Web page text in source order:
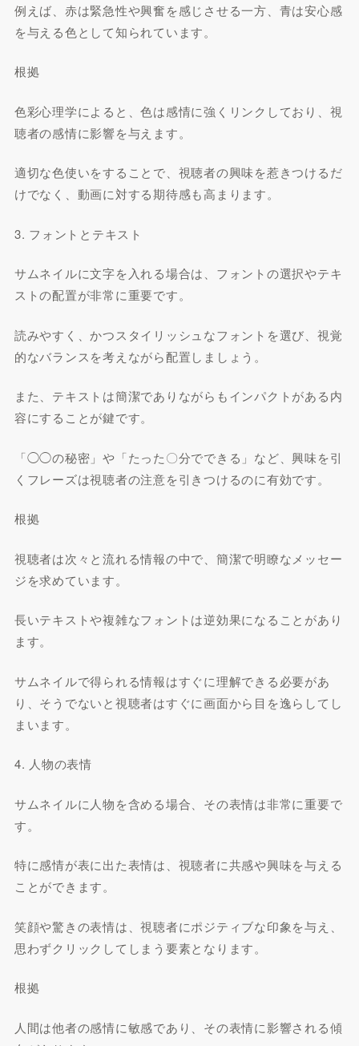
例えば、赤は緊急性や興奮を感じさせる一方、青は安心感
を与える色として知られています。
根拠
色彩心理学によると、色は感情に強くリンクしており、視
聴者の感情に影響を与えます。
適切な色使いをすることで、視聴者の興味を惹きつけるだ
けでなく、動画に対する期待感も高まります。
3. フォントとテキスト
サムネイルに文字を入れる場合は、フォントの選択やテキ
ストの配置が非常に重要です。
読みやすく、かつスタイリッシュなフォントを選び、視覚
的なバランスを考えながら配置しましょう。
また、テキストは簡潔でありながらもインパクトがある内
容にすることが鍵です。
「◯◯の秘密」や「たった〇分でできる」など、興味を引
くフレーズは視聴者の注意を引きつけるのに有効です。
根拠
視聴者は次々と流れる情報の中で、簡潔で明瞭なメッセー
ジを求めています。
長いテキストや複雑なフォントは逆効果になることがあり
ます。
サムネイルで得られる情報はすぐに理解できる必要があ
り、そうでないと視聴者はすぐに画面から目を逸らしてし
まいます。
4. 人物の表情
サムネイルに人物を含める場合、その表情は非常に重要で
す。
特に感情が表に出た表情は、視聴者に共感や興味を与える
ことができます。
笑顔や驚きの表情は、視聴者にポジティブな印象を与え、
思わずクリックしてしまう要素となります。
根拠
人間は他者の感情に敏感であり、その表情に影響される傾